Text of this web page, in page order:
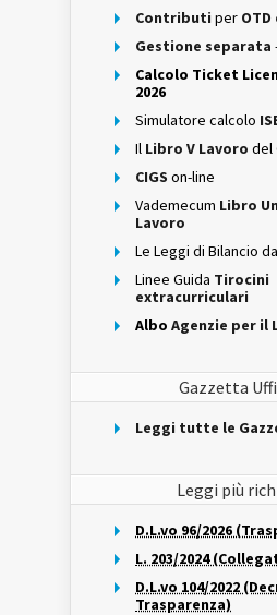
Contributi per OTD
Gestione separata
Calcolo Ticket
2026
Simulatore calcolo
Il Libro V Lavoro del
CIGS on-line
Vademecum Libro
Lavoro
Le Leggi di Bilancio
Linee Guida Tirocini
extracurriculari
Albo Agenzie per il
Gazzetta
Leggi tutte le
Leggi più
D.L.vo 96/2026
L. 203/2024
D.L.vo 104/2022
Trasparenza)